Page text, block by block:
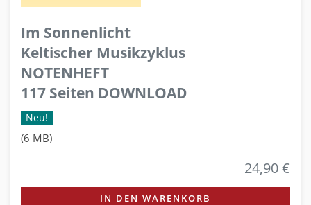
Im Sonnenlicht
Keltischer Musikzyklus
NOTENHEFT
117 Seiten DOWNLOAD
Neu!
(6 MB)
24,90 €
IN DEN WARENKORB